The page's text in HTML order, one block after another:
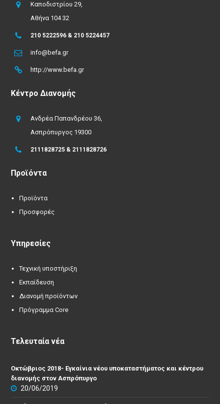
Καποδιστρίου 29,
Αθήνα 104 32
210 5222596 & 210 5224457
info@befa.gr
http://www.befa.gr
Κέντρο Διανομής
Ανδρέα Παπανδρέου 36,
Ασπρόπυργος 19300
2111828725 & 2111828726
Προϊόντα
Προϊόντα
Προσφορές
Υπηρεσίες
Τεχνική υποστήριξη
Εκπαίδευση
Διανομή προϊόντων
Πρόγραμμα Core
Τελευταία νέα
Οκτώβριος 2018- Εγκαίνια νέου υποκαταστήματος και κέντρου
διανομής στον Ασπρόπυργο
20/06/2019